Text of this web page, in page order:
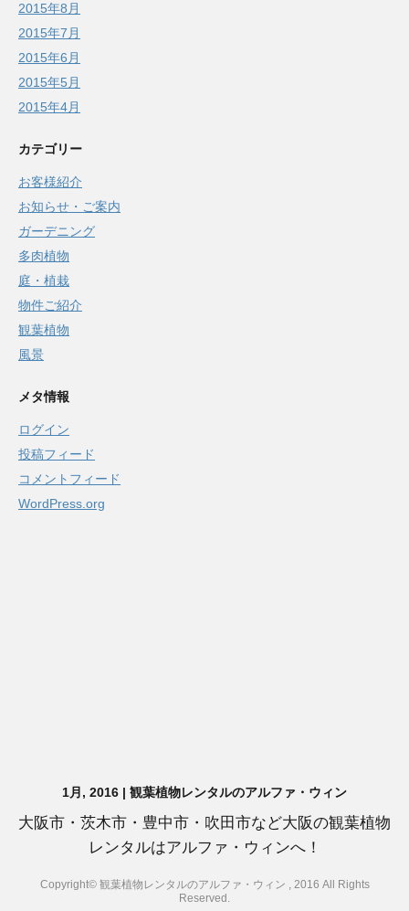
2015年8月
2015年7月
2015年6月
2015年5月
2015年4月
カテゴリー
お客様紹介
お知らせ・ご案内
ガーデニング
多肉植物
庭・植栽
物件ご紹介
観葉植物
風景
メタ情報
ログイン
投稿フィード
コメントフィード
WordPress.org
1月, 2016 | 観葉植物レンタルのアルファ・ウィン
大阪市・茨木市・豊中市・吹田市など大阪の観葉植物
レンタルはアルファ・ウィンへ！
Copyright© 観葉植物レンタルのアルファ・ウィン , 2016 All Rights
Reserved.